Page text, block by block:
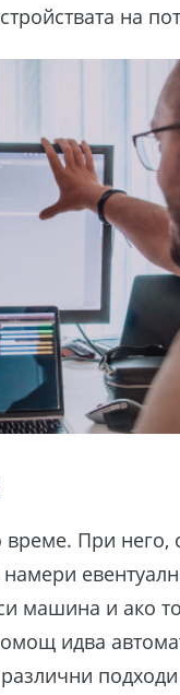
на
При него,
машина и ако
идва
подходи